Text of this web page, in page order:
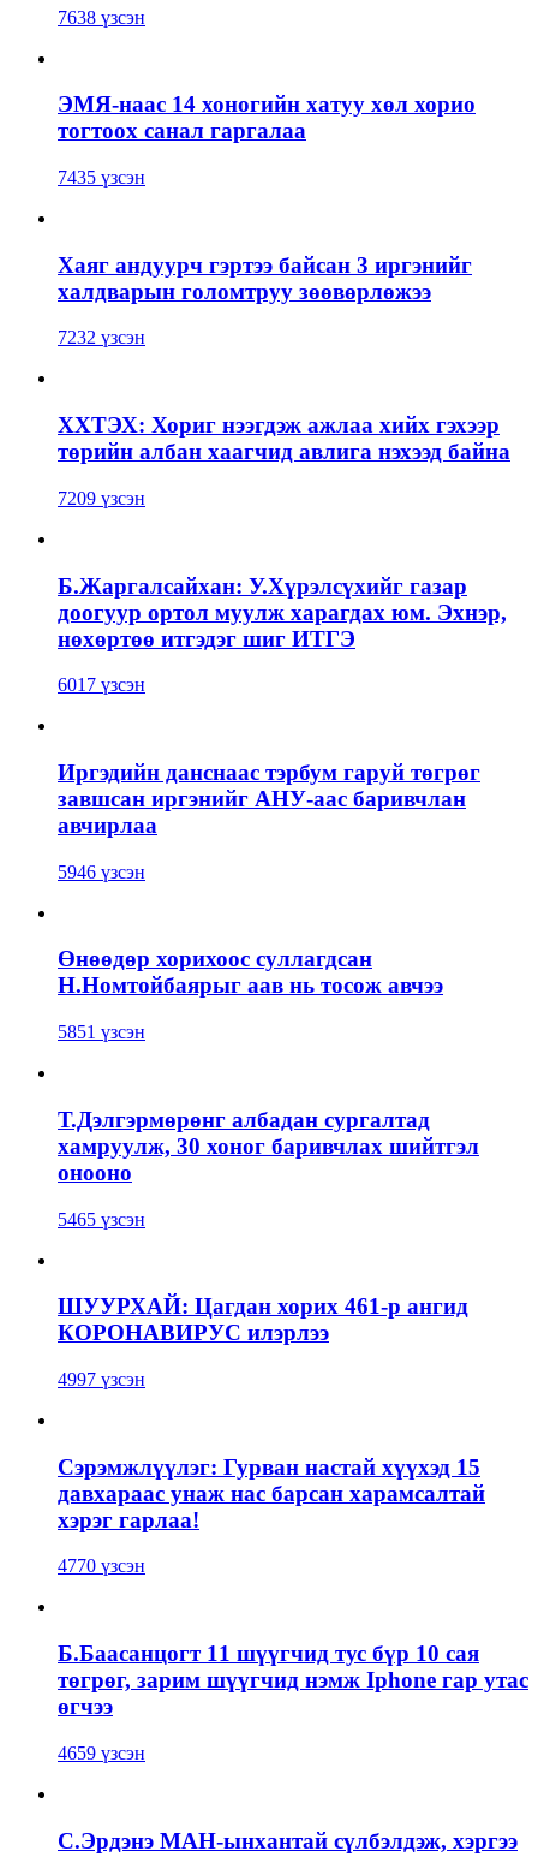
7638 үзсэн
ЭМЯ-наас 14 хоногийн хатуу хөл хорио
тогтоох санал гаргалаа
7435 үзсэн
Хаяг андуурч гэртээ байсан 3 иргэнийг
халдварын голомтруу зөөвөрлөжээ
7232 үзсэн
ХХТЭХ: Хориг нээгдэж ажлаа хийх гэхээр
төрийн албан хаагчид авлига нэхээд байна
7209 үзсэн
Б.Жаргалсайхан: У.Хүрэлсүхийг газар
доогуур ортол муулж харагдах юм. Эхнэр,
нөхөртөө итгэдэг шиг ИТГЭ
6017 үзсэн
Иргэдийн данснаас тэрбум гаруй төгрөг
завшсан иргэнийг АНУ-аас баривчлан
авчирлаа
5946 үзсэн
Өнөөдөр хорихоос суллагдсан
Н.Номтойбаярыг аав нь тосож авчээ
5851 үзсэн
Т.Дэлгэрмөрөнг албадан сургалтад
хамруулж, 30 хоног баривчлах шийтгэл
онооно
5465 үзсэн
ШУУРХАЙ: Цагдан хорих 461-р ангид
КОРОНАВИРУС илэрлээ
4997 үзсэн
Сэрэмжлүүлэг: Гурван настай хүүхэд 15
давхараас унаж нас барсан харамсалтай
хэрэг гарлаа!
4770 үзсэн
Б.Баасанцогт 11 шүүгчид тус бүр 10 сая
төгрөг, зарим шүүгчид нэмж Iphone гар утас
өгчээ
4659 үзсэн
С.Эрдэнэ МАН-ынхантай сүлбэлдэж, хэргээ